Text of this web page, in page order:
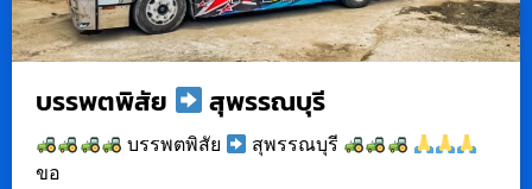
บรรพตพิสัย สุพรรณบุรี
บรรพตพิสัย
สุพรรณบุรี
ขอ